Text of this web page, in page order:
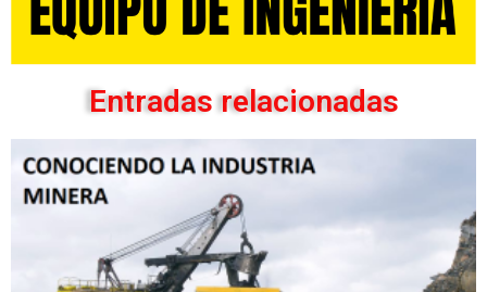
Entradas relacionadas